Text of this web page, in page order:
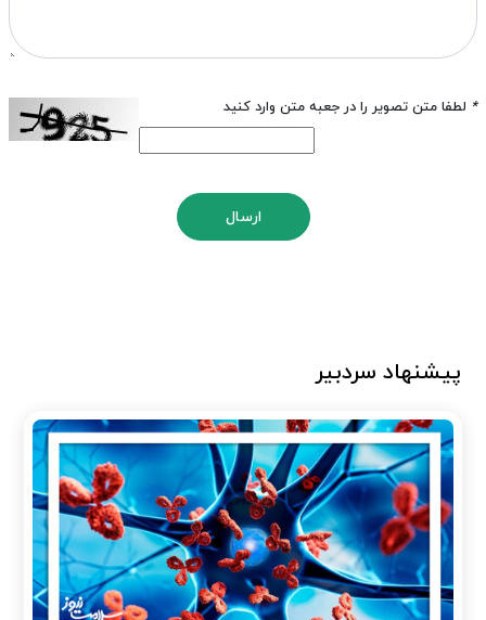
* لطفا متن تصویر را در جعبه متن وارد کنید
ارسال
پیشنهاد سردبیر